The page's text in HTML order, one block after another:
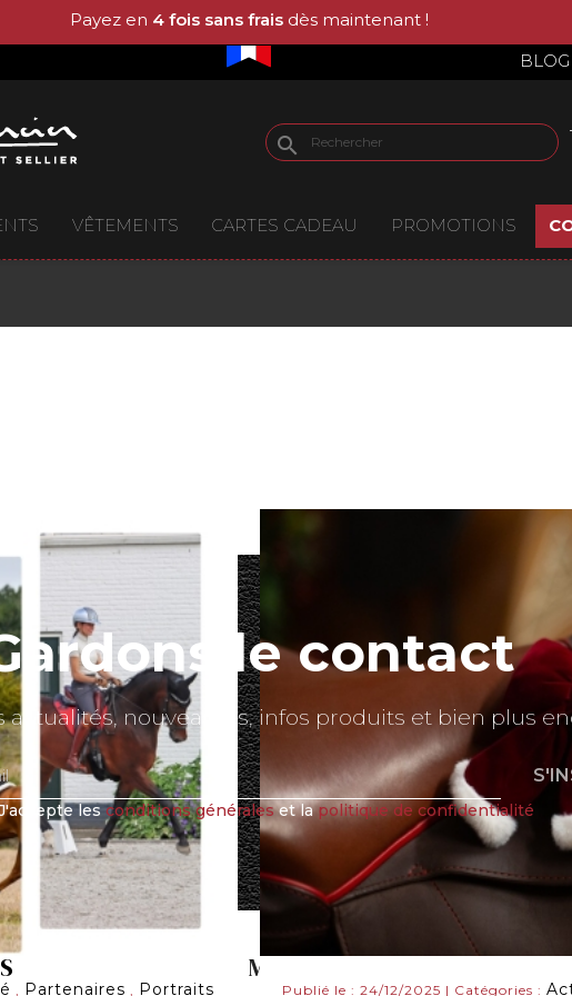
Payez en 4 fois sans fraisdès maintenant !
BLOG
search
VÊTEMENTS CARTES CADEAU PROMOTIONS
Partenaires Portraits Publié le : 24/12/2025 | Catégories :
le contact
actualités, nouveautés, infos produits et bien plus
lesconditions généraleset lapolitique de confidentialité
MON COMPTE